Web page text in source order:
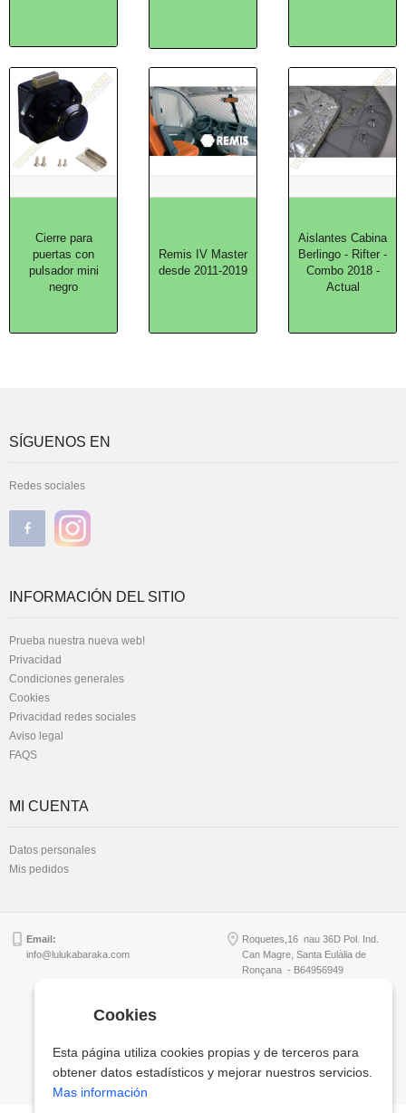
Cierre para
puertas con
pulsador mini
negro
Remis IV Master
desde 2011-2019
Aislantes Cabina
Berlingo - Rifter -
Combo 2018 -
Actual
SÍGUENOS EN
Redes sociales
INFORMACIÓN DEL SITIO
Prueba nuestra nueva web!
Privacidad
Condiciones generales
Cookies
Privacidad redes sociales
Aviso legal
FAQS
MI CUENTA
Datos personales
Mis pedidos
Email:
info@lulukabaraka.com
Roquetes,16 nau 36D Pol. Ind.
Can Magre, Santa Eulàlia de
Ronçana - B64956949
Cookies
Esta página utiliza cookies propias y de terceros para
obtener datos estadísticos y mejorar nuestros servicios.
Mas información